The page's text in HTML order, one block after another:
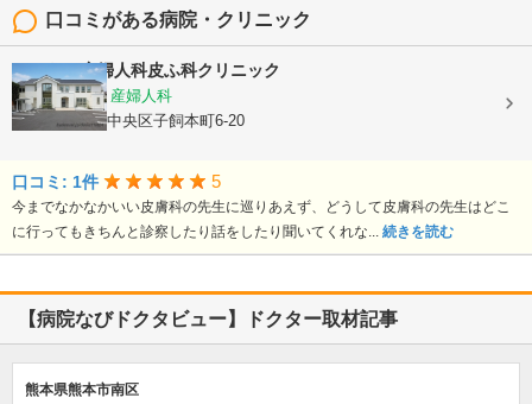
口コミがある病院・クリニック
よしむら産婦人科皮ふ科クリニック
内科, 皮膚科, 産婦人科
熊本県熊本市中央区子飼本町6-20
口コミ: 1件 5
今までなかなかいい皮膚科の先生に巡りあえず、どうして皮膚科の先生はどこ
に行ってもきちんと診察したり話をしたり聞いてくれな... 続きを読む
【病院なびドクタビュー】ドクター取材記事
熊本県熊本市南区